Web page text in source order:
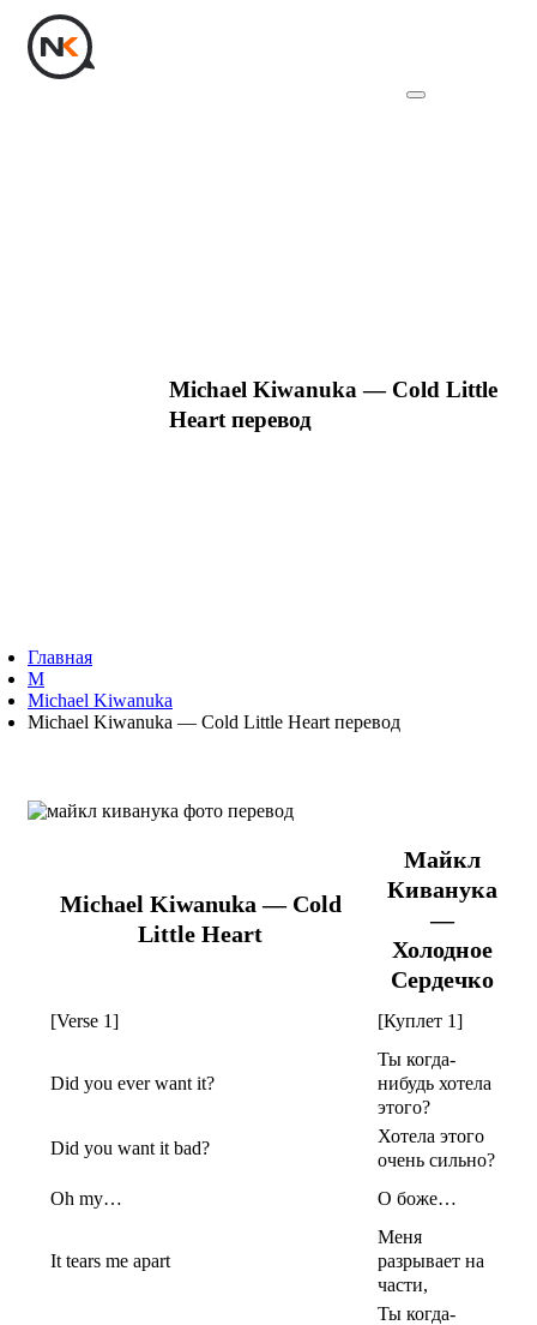
Michael Kiwanuka — Cold Little
Heart перевод
Главная
M
Michael Kiwanuka
Michael Kiwanuka — Cold Little Heart перевод
Michael Kiwanuka — Cold
Little Heart
Майкл
Киванука
—
Холодное
Сердечко
[Verse 1] [Куплет 1]
Did you ever want it?
Ты когда-
нибудь хотела
этого?
Did you want it bad?
Хотела этого
очень сильно?
Oh my…
О боже…
It tears me apart
Меня
разрывает на
части,
Ты когда-